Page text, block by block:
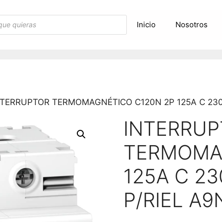
Inicio Nosotros
TERMOMAGNÉTICO C120N 2P 125A C
125A C
P/RIEL